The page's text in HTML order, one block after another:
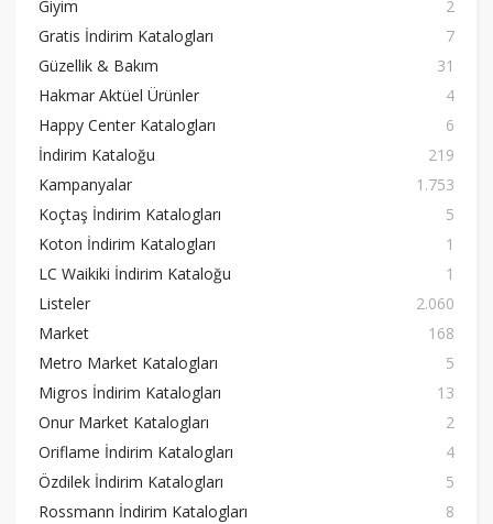
Giyim
2
Gratis İndirim Katalogları
7
Güzellik & Bakım
31
Hakmar Aktüel Ürünler
4
Happy Center Katalogları
6
İndirim Kataloğu
219
Kampanyalar
1.753
Koçtaş İndirim Katalogları
5
Koton İndirim Katalogları
1
LC Waikiki İndirim Kataloğu
1
Listeler
2.060
Market
168
Metro Market Katalogları
5
Migros İndirim Katalogları
13
Onur Market Katalogları
2
Oriflame İndirim Katalogları
4
Özdilek İndirim Katalogları
5
Rossmann İndirim Katalogları
8